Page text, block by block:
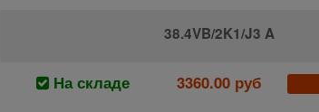
38.4VB/2K1/J3 A
На складе 3360.00 руб